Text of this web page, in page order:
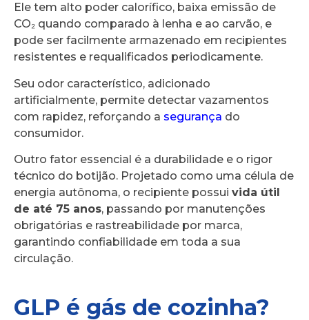
Ele tem alto poder calorífico, baixa emissão de
CO₂ quando comparado à lenha e ao carvão, e
pode ser facilmente armazenado em recipientes
resistentes e requalificados periodicamente.
Seu odor característico, adicionado
artificialmente, permite detectar vazamentos
com rapidez, reforçando a segurança do
consumidor.
Outro fator essencial é a durabilidade e o rigor
técnico do botijão. Projetado como uma célula de
energia autônoma, o recipiente possui vida útil
de até 75 anos, passando por manutenções
obrigatórias e rastreabilidade por marca,
garantindo confiabilidade em toda a sua
circulação.
GLP é gás de cozinha?